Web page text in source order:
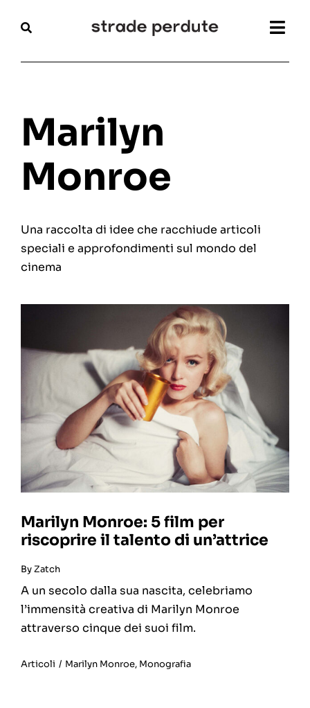
Magazine
Interviste
Festival
Articoli
Marilyn
Monroe
Una raccolta di idee che racchiude articoli
speciali e approfondimenti sul mondo del
cinema
Marilyn Monroe: 5 film per
riscoprire il talento di un’attrice
ByZatch
A un secolo dalla sua nascita, celebriamo
l’immensità creativa di Marilyn Monroe
attraverso cinque dei suoi film.
Articoli / Marilyn Monroe, Monografia